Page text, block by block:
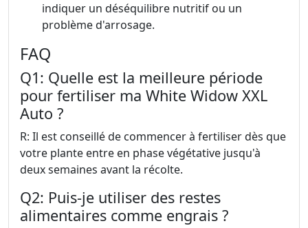
indiquer un déséquilibre nutritif ou un
problème d'arrosage.
FAQ
Q1: Quelle est la meilleure période
pour fertiliser ma White Widow XXL
Auto ?
R: Il est conseillé de commencer à fertiliser dès que
votre plante entre en phase végétative jusqu'à
deux semaines avant la récolte.
Q2: Puis-je utiliser des restes
alimentaires comme engrais ?